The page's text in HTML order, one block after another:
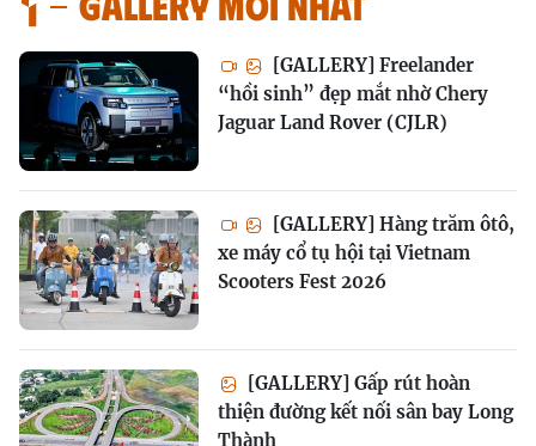
[GALLERY] Freelander
“hồi sinh” đẹp mắt nhờ Chery
Jaguar Land Rover (CJLR)
[GALLERY] Hàng trăm ôtô,
xe máy cổ tụ hội tại Vietnam
Scooters Fest 2026
[GALLERY] Gấp rút hoàn
thiện đường kết nối sân bay Long
Thành